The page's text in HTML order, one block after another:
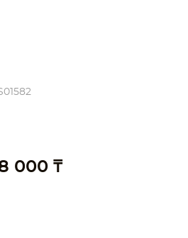
000 ₸